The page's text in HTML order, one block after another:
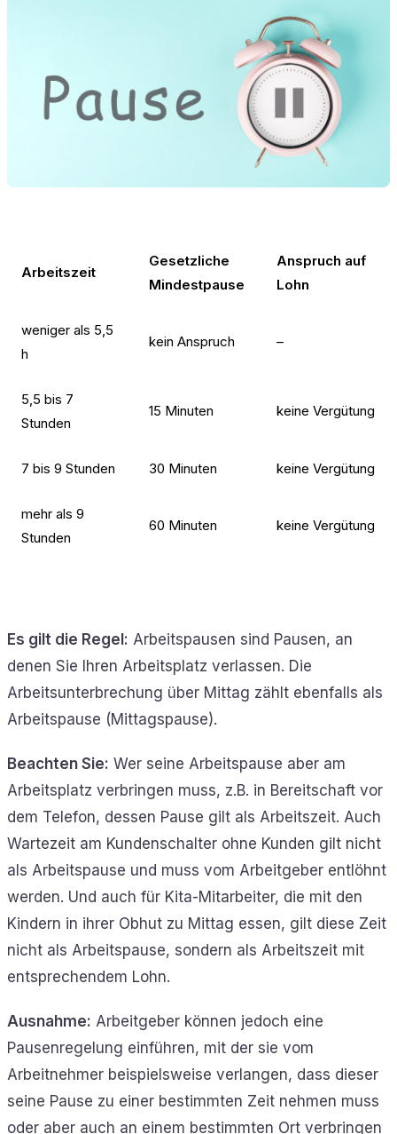
Arbeitszeit
Gesetzliche
Mindestpause
Anspruch auf
Lohn
weniger als 5,5
h
kein Anspruch –
5,5 bis 7
Stunden
15 Minuten keine Vergütung
7 bis 9 Stunden 30 Minuten keine Vergütung
mehr als 9
Stunden
60 Minuten keine Vergütung
Es gilt die Regel: Arbeitspausen sind Pausen, an
denen Sie Ihren Arbeitsplatz verlassen. Die
Arbeitsunterbrechung über Mittag zählt ebenfalls als
Arbeitspause (Mittagspause).
Beachten Sie: Wer seine Arbeitspause aber am
Arbeitsplatz verbringen muss, z.B. in Bereitschaft vor
dem Telefon, dessen Pause gilt als Arbeitszeit. Auch
Wartezeit am Kundenschalter ohne Kunden gilt nicht
als Arbeitspause und muss vom Arbeitgeber entlöhnt
werden. Und auch für Kita-Mitarbeiter, die mit den
Kindern in ihrer Obhut zu Mittag essen, gilt diese Zeit
nicht als Arbeitspause, sondern als Arbeitszeit mit
entsprechendem Lohn.
Ausnahme: Arbeitgeber können jedoch eine
Pausenregelung einführen, mit der sie vom
Arbeitnehmer beispielsweise verlangen, dass dieser
seine Pause zu einer bestimmten Zeit nehmen muss
oder aber auch an einem bestimmten Ort verbringen